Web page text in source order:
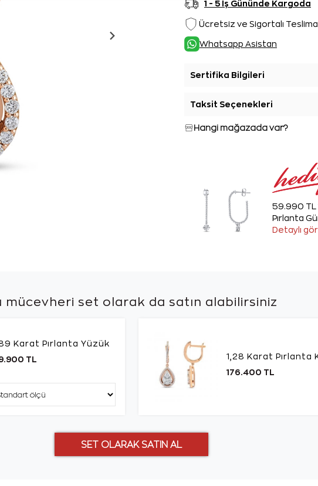
1 - 5 İş Gününde Kargoda
Ücretsiz ve Sigortalı
Whatsapp Asistan
Sertifika Bilgileri
Taksit Seçenekleri
Hangi mağazada var?
59.990 TL
Pırlanta
Detaylı
mücevheri set olarak da satın alabilirsiniz
Karat Pırlanta Yüzük
TL 1,28 Karat Pırlanta
176.400 TL